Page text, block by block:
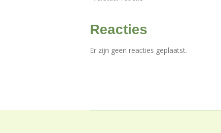
Reacties
Er zijn geen reacties geplaatst.